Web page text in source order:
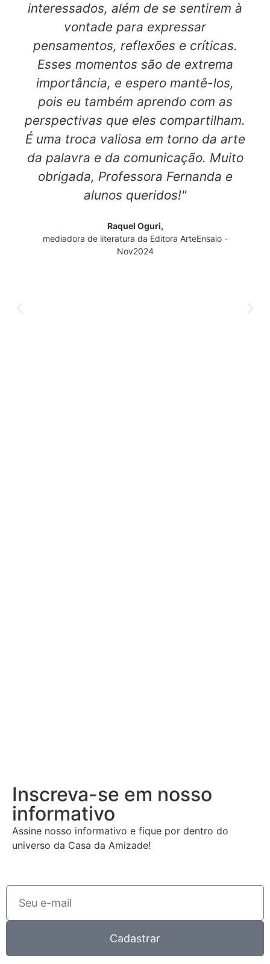
interessados, além de se sentirem à
vontade para expressar
pensamentos, reflexões e críticas.
Esses momentos são de extrema
importância, e espero mantê-los,
pois eu também aprendo com as
perspectivas que eles compartilham.
É uma troca valiosa em torno da arte
da palavra e da comunicação. Muito
obrigada, Professora Fernanda e
alunos queridos!"
Raquel Oguri,
mediadora de literatura da Editora ArteEnsaio -
Nov2024
Inscreva-se em nosso
informativo
Assine nosso informativo e fique por dentro do
universo da Casa da Amizade!
Cadastrar